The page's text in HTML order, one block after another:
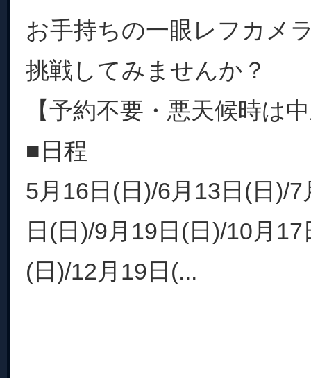
お手持ちの一眼レフカメ
挑戦してみませんか？
【予約不要・悪天候時は
■日程
5月16日(日)/6月13日(日)/
日(日)/9月19日(日)/10月
(日)/12月19日(...